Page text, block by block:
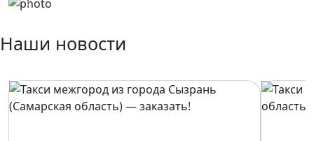
Previous
Наши новости